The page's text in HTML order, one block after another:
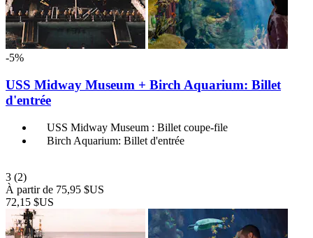
-5%
USS Midway Museum + Birch Aquarium: Billet
d'entrée
USS Midway Museum : Billet coupe-file
Birch Aquarium: Billet d'entrée
3 (2)
À partir de 75,95 $US
72,15 $US